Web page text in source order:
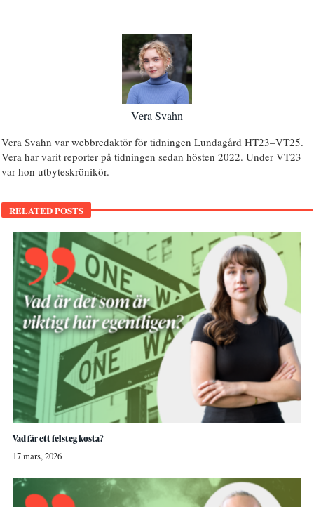
Vera Svahn
Vera Svahn var webbredaktör för tidningen Lundagård HT23–VT25.
Vera har varit reporter på tidningen sedan hösten 2022. Under VT23
var hon utbyteskrönikör.
RELATED POSTS
Vad får ett felsteg kosta?
17 mars, 2026